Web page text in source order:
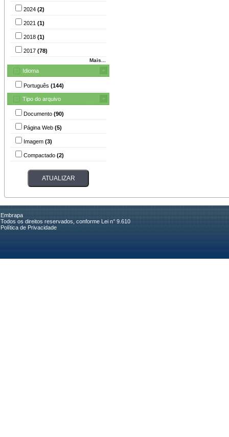
2024 (2)
2021 (1)
2018 (1)
2017 (78)
Mais...
Idioma
Português (144)
Tipo do arquivo
Documento (90)
Página Web (5)
Imagem (3)
Compactado (2)
Embrapa
Todos os direitos reservados, conforme Lei n° 9.610
Política de Privacidade